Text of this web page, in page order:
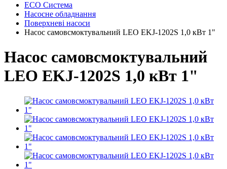
ECO Система
Насосне обладнання
Поверхневі насоси
Насос самовсмоктувальний LEO EKJ-1202S 1,0 кВт 1"
Насос самовсмоктувальний
LEO EKJ-1202S 1,0 кВт 1"